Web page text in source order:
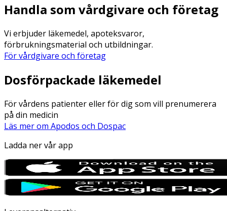
Handla som vårdgivare och företag
Vi erbjuder läkemedel, apoteksvaror,
förbrukningsmaterial och utbildningar.
För vårdgivare och företag
Dosförpackade läkemedel
För vårdens patienter eller för dig som vill prenumerera
på din medicin
Läs mer om Apodos och Dospac
Ladda ner vår app